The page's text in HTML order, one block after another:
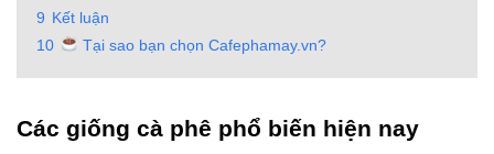
9 Kết luận
10
Tại sao bạn chọn Cafephamay.vn?
Các giống cà phê phổ biến hiện nay